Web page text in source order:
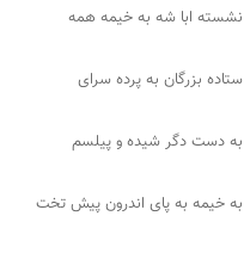
نشسته ابا شه به خیمه همه
ستاده بزرگان به پرده سرای
به دست دگر شیده و پیلسم
به خیمه به پای اندرون پیش تخت